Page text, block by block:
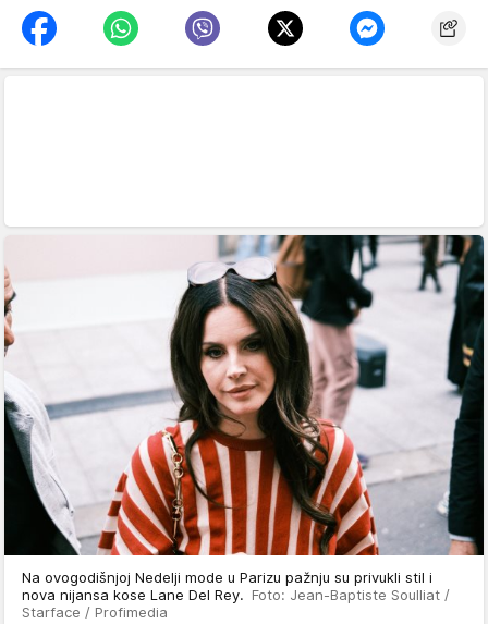
Na ovogodišnjoj Nedelji mode u Parizu pažnju su privukli stil i
nova nijansa kose Lane Del Rey. Foto: Jean-Baptiste Soulliat /
Starface / Profimedia